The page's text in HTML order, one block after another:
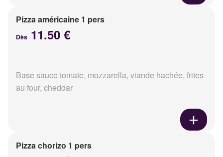
Pizza américaine 1 pers
Dès 11.50 €
Base sauce tomate, mozzarella, viande hachée, frites
au four, cheddar
Pizza chorizo 1 pers